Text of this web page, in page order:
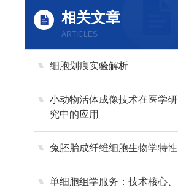
相关文章
ARTICLES
细胞划痕实验解析
小动物活体成像技术在医学研
究中的应用
兔胚胎成纤维细胞生物学特性
单细胞组学服务：技术核心、